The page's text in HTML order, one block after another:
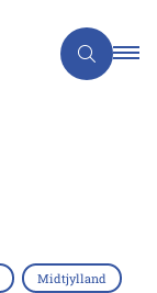
Midtjylland